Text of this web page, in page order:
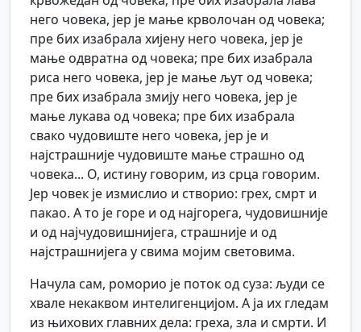
него човека, јер је мање крволочан од човека;
пре бих изабрала хијену него човека, јер је
мање одвратна од човека; пре бих изабрала
риса него човека, јер је мање љут од човека;
пре бих изабрала змију него човека, јер је
мање лукава од човека; пре бих изабрала
свако чудовиште него човека, јер је и
најстрашније чудовиште мање страшно од
човека... О, истину говорим, из срца говорим.
Јер човек је измислио и створио: грех, смрт и
пакао. А то је горе и од најгорега, чудовишније
и од најчудовишнијега, страшније и од
најстрашнијега у свима мојим световима.
Начула сам, роморио је поток од суза: људи се
хвале некаквом интелигенцијом. А ја их гледам
из њихових главних дела: греха, зла и смрти. И